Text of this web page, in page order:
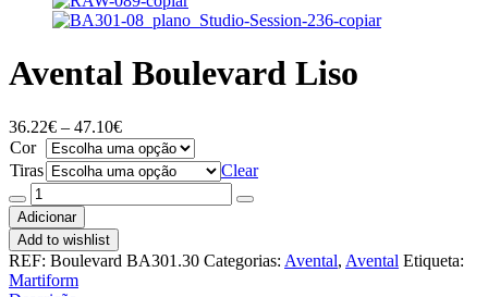
Avental Boulevard Liso
36.22€ – 47.10€Price
range:
36.22€
through
47.10€
Cor
Tiras
Clear
Quantidade
de
Avental
Boulevard
Liso
Adicionar
Add to wishlist
REF: Boulevard BA301.30 Categorias: Avental, Avental Etiqueta:
Martiform